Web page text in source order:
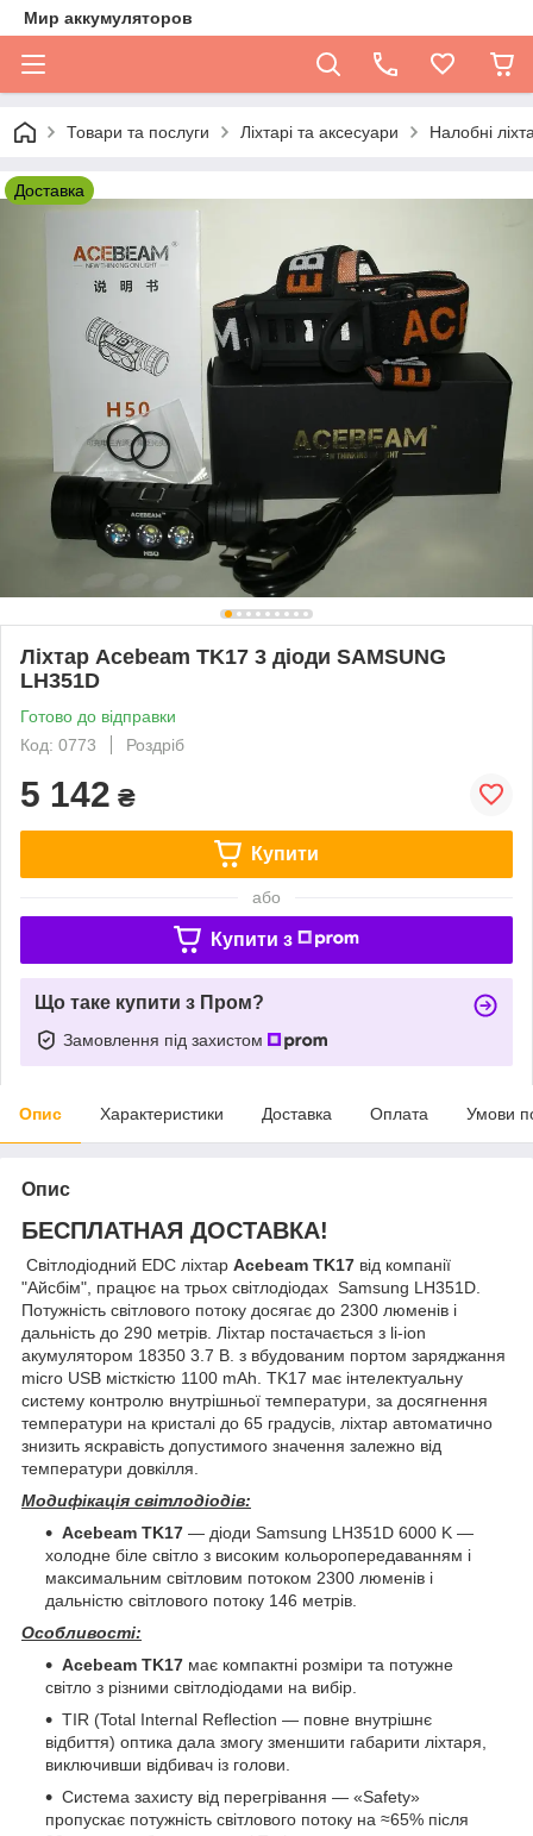
Мир аккумуляторов
Товари та послуги Ліхтарі та аксесуари Налобні
Доставка
Ліхтар Acebeam TK17 3 діоди SAMSUNG
LH351D
Готово до відправки
Код: 0773
Роздріб
5 142 ₴
Купити
або
Купити з
Що таке купити з Пром?
Замовлення під захистом
Опис Характеристики Доставка Оплата Умови
Опис
БЕСПЛАТНАЯ ДОСТАВКА!
Світлодіодний EDC ліхтар Acebeam TK17 від компанії
"Айсбім", працює на трьох світлодіодах Samsung LH351D.
Потужність світлового потоку досягає до 2300 люменів і
дальність до 290 метрів. Ліхтар постачається з li-ion
акумулятором 18350 3.7 В. з вбудованим портом заряджання
micro USB місткістю 1100 mAh. TK17 має інтелектуальну
систему контролю внутрішньої температури, за досягнення
температури на кристалі до 65 градусів, ліхтар автоматично
знизить яскравість допустимого значення залежно від
температури довкілля.
Модифікація світлодіодів:
Acebeam TK17 — діоди Samsung LH351D 6000 K —
холодне біле світло з високим кольоропередаванням і
максимальним світловим потоком 2300 люменів і
дальністю світлового потоку 146 метрів.
Особливості:
Acebeam TK17 має компактні розміри та потужне
світло з різними світлодіодами на вибір.
TIR (Total Internal Reflection — повне внутрішнє
відбиття) оптика дала змогу зменшити габарити ліхтаря,
виключивши відбивач із голови.
Система захисту від перегрівання — «Safety»
пропускає потужність світлового потоку на ≈65% після